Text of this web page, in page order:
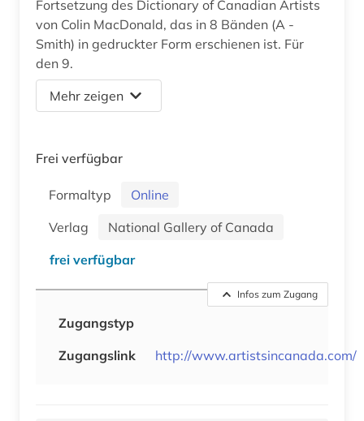
Fortsetzung des Dictionary of Canadian Artists
von Colin MacDonald, das in 8 Bänden (A -
Smith) in gedruckter Form erschienen ist. Für
den 9.
Mehr zeigen
Frei verfügbar
Formaltyp
Online
Verlag
National Gallery of Canada
frei verfügbar
Infos zum Zugang
Zugangstyp
Zugangslink
http://www.artistsincanada.com/